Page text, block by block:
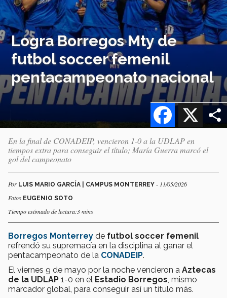
Logra Borregos Mty de
futbol soccer femenil
pentacampeonato nacional
X
Facebook
En la final de CONADEIP, vencieron 1-0 a la UDLAP en
tiempos extra para conseguir el título; María Guerra marcó el
gol del campeonato
Por LUIS MARIO GARCÍA | CAMPUS MONTERREY - 11/05/2026
Fotos EUGENIO SOTO
Tiempo estimado de lectura:3 mins
Borregos Monterrey de futbol soccer femenil
refrendó su supremacía en la disciplina al ganar el
pentacampeonato de la CONADEIP.
El viernes 9 de mayo por la noche vencieron a Aztecas
de la UDLAP 1-0 en el Estadio Borregos , mismo
marcador global, para conseguir así un título más.